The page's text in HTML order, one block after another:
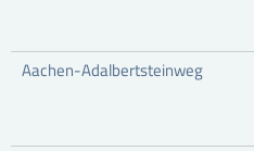
Aachen-Adalbertsteinweg